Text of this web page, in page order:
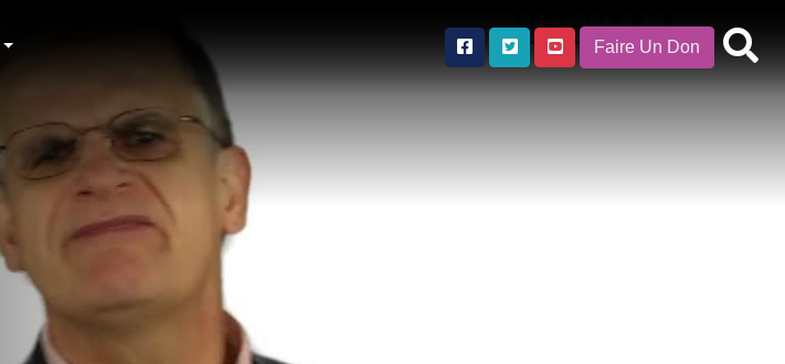
Faire Un Don